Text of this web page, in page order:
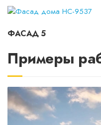
ФАСАД 5
Примеры